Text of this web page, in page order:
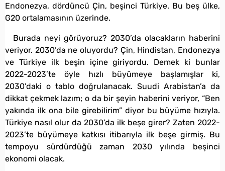
Endonezya, dördüncü Çin, beşinci Türkiye. Bu beş ülke,
G20 ortalamasının üzerinde.
Burada neyi görüyoruz? 2030’da olacakların haberini
veriyor. 2030’da ne oluyordu? Çin, Hindistan, Endonezya
ve Türkiye ilk beşin içine giriyordu. Demek ki bunlar
2022-2023’te öyle hızlı büyümeye başlamışlar ki,
2030’daki o tablo doğrulanacak. Suudi Arabistan’a da
dikkat çekmek lazım; o da bir şeyin haberini veriyor, “Ben
yakında ilk ona bile girebilirim” diyor bu büyüme hızıyla.
Türkiye nasıl olur da 2030’da ilk beşe girer? Zaten 2022-
2023’te büyümeye katkısı itibarıyla ilk beşe girmiş. Bu
tempoyu sürdürdüğü zaman 2030 yılında beşinci
ekonomi olacak.